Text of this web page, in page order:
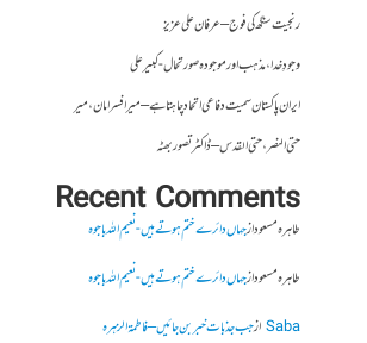
رنجیت سنگھ کی فوج – عرفان علی عزیز
وجودِ خدا، مذہب اور موجودہ صورتحال- کبیر علی
ایران پاکستان سمیت دفاعی اتحاد چاہتا ہے – میر افسر امان،میر
حتی النصر ، حتی القدس – ڈاکٹر تصور بھٹہ
Recent Comments
طاہرہ مسعودازجہاں دائرے ختم ہوتے ہیں- نعیم اللہ باجوہ
طاہرہ مسعودازجہاں دائرے ختم ہوتے ہیں- نعیم اللہ باجوہ
Sabaازجب جذبات خبر بن جائیں – فاطمۃالزہرہ